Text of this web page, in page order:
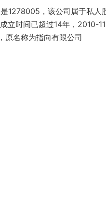
1278005，该公司属于私人
立时间已超过14年，2010-
原名称为指向有限公司